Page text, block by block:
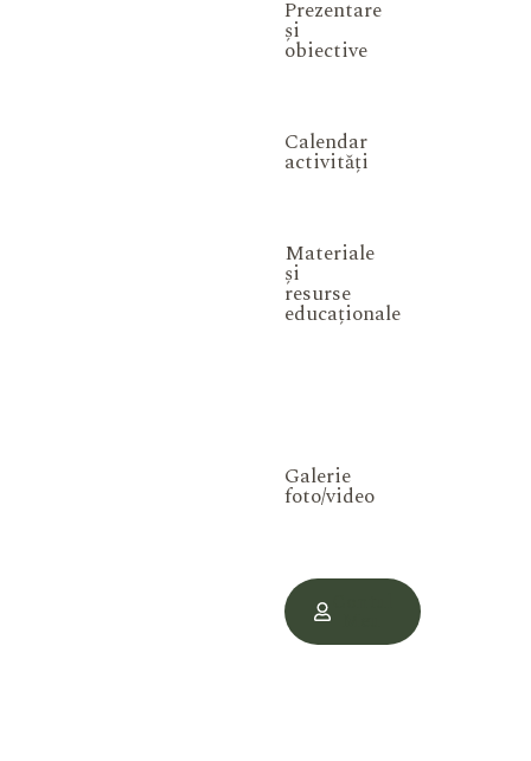
Prezentare
și
obiective
Calendar
activități
Materiale
și
resurse
educaționale
Galerie
foto/video